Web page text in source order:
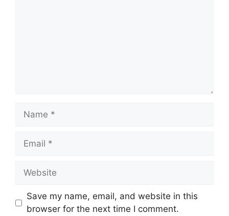
Name
Email
Website
Save my name, email, and website in this
browser for the next time I comment.